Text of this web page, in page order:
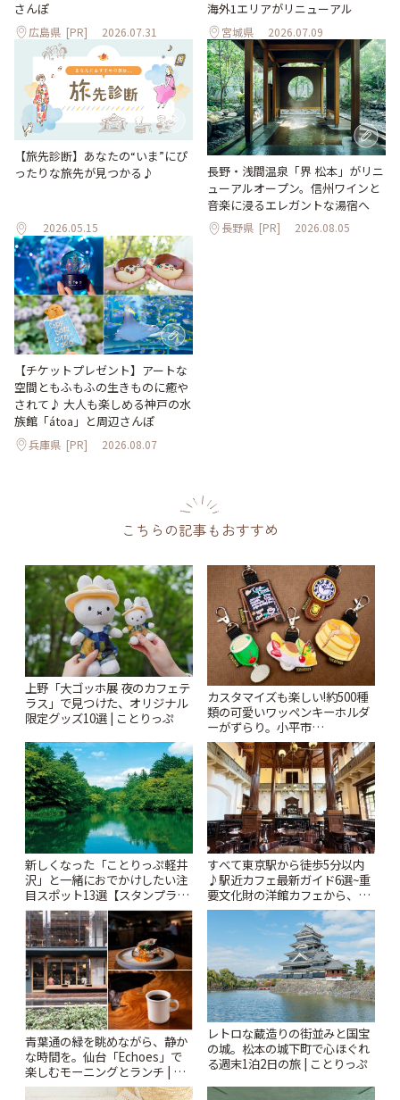
さんぽ
広島県 [PR] 2026.07.31
海外1エリアがリニューアル
宮城県 2026.07.09
【旅先診断】あなたの“いま”にぴ
ったりな旅先が見つかる♪
2026.05.15
長野・浅間温泉「界 松本」がリニ
ューアルオープン。信州ワインと
音楽に浸るエレガントな湯宿へ
長野県 [PR] 2026.08.05
【チケットプレゼント】アートな
空間ともふもふの生きものに癒や
されて♪ 大人も楽しめる神戸の水
族館「átoa」と周辺さんぽ
兵庫県 [PR] 2026.08.07
こちらの記事もおすすめ
上野「大ゴッホ展 夜のカフェテ
ラス」で見つけた、オリジナル
限定グッズ10選 | ことりっぷ
カスタマイズも楽しい!約500種
類の可愛いワッペンキーホルダ
ーがずらり。小平市
「Kimamaya T&K」 | ことりっ
ぷ
新しくなった「ことりっぷ軽井
沢」と一緒におでかけしたい注
目スポット13選【スタンプラリ
ー開催中】 | ことりっぷ
すべて東京駅から徒歩5分以内
♪駅近カフェ最新ガイド6選~重
要文化財の洋館カフェから、改
札すぐのレトロ喫茶まで~ | こと
青葉通の緑を眺めながら、静か
な時間を。仙台「Echoes」で
楽しむモーニングとランチ | こ
とりっぷ
レトロな蔵造りの街並みと国宝
の城。松本の城下町で心ほぐれ
る週末1泊2日の旅 | ことりっぷ